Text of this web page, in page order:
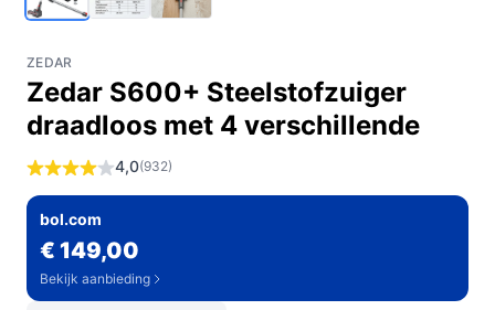
ZEDAR
Zedar S600+ Steelstofzuiger
draadloos met 4 verschillende
4,0(932)
bol.com
€ 149,00
Bekijk aanbieding